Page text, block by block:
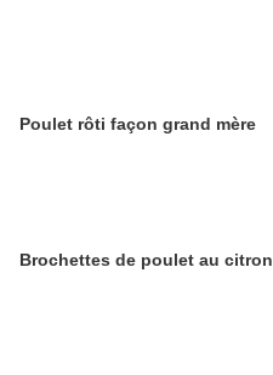
Poulet rôti façon grand mère
Brochettes de poulet au citron